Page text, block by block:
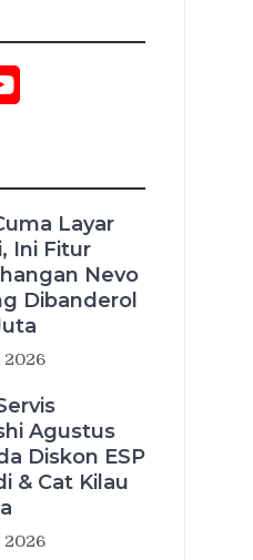
Layar
Ini Fitur
Nevo
Dibanderol
2026
Agustus
Diskon ESP
& Cat Kilau
2026